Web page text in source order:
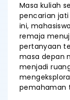
Masa kuliah
pencarian jati
ini,
remaja
pertanyaan
masa depan
menjadi
pemahaman